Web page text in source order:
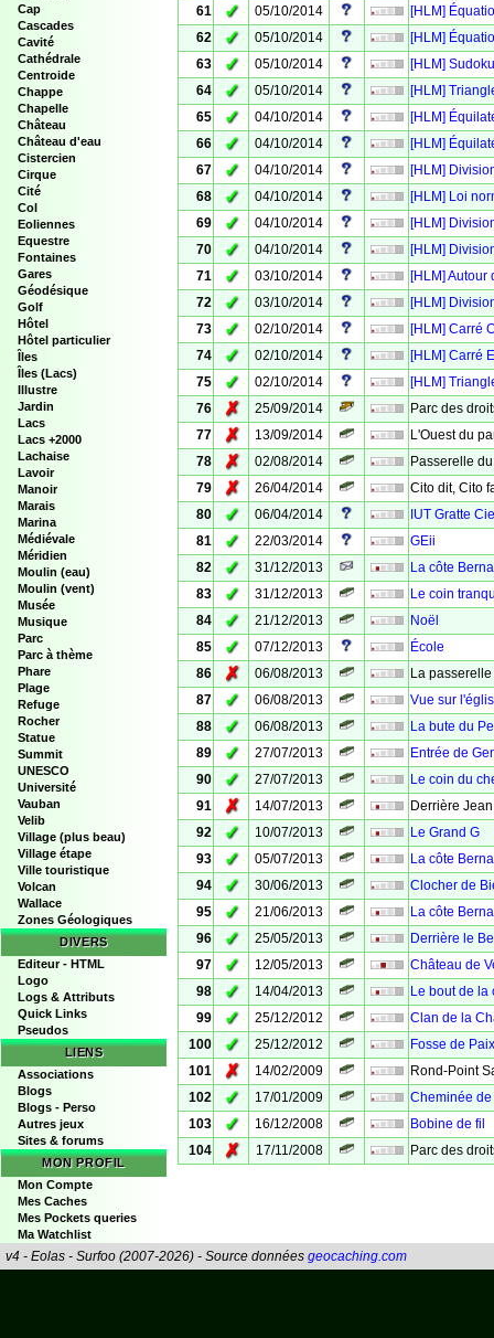
Cap
Cascades
Cavité
Cathédrale
Centroide
Chappe
Chapelle
Château
Château d'eau
Cistercien
Cirque
Cité
Col
Eoliennes
Equestre
Fontaines
Gares
Géodésique
Golf
Hôtel
Hôtel particulier
Îles
Îles (Lacs)
Illustre
Jardin
Lacs
Lacs +2000
Lachaise
Lavoir
Manoir
Marais
Marina
Médiévale
Méridien
Moulin (eau)
Moulin (vent)
Musée
Musique
Parc
Parc à thème
Phare
Plage
Refuge
Rocher
Statue
Summit
UNESCO
Université
Vauban
Velib
Village (plus beau)
Village étape
Ville touristique
Volcan
Wallace
Zones Géologiques
DIVERS
Editeur - HTML
Logo
Logs & Attributs
Quick Links
Pseudos
LIENS
Associations
Blogs
Blogs - Perso
Autres jeux
Sites & forums
MON PROFIL
Mon Compte
Mes Caches
Mes Pockets queries
Ma Watchlist
61
✓ 05/10/2014
[HLM]
62
✓ 05/10/2014
[HLM]
63
✓ 05/10/2014
[HLM]
64
✓ 05/10/2014
[HLM]
65
✓ 04/10/2014
[HLM]
66
✓ 04/10/2014
[HLM]
67
✓ 04/10/2014
[HLM]
68
✓ 04/10/2014
[HLM] Loi
69
✓ 04/10/2014
[HLM]
70
✓ 04/10/2014
[HLM]
71
✓ 03/10/2014
[HLM] Autour
72
✓ 03/10/2014
[HLM]
73
✓ 02/10/2014
[HLM] Carré
74
✓ 02/10/2014
[HLM] Carré
75
✓ 02/10/2014
[HLM]
76
✗ 25/09/2014
Parc des
77
✗ 13/09/2014
L'Ouest du
78
✗ 02/08/2014
Passerelle
79
✗ 26/04/2014
Cito dit, Cito
80
✓ 06/04/2014
IUT Gratte
81
✓ 22/03/2014
GEii
82
✓ 31/12/2013
La côte
83
✓ 31/12/2013
Le coin
84
✓ 21/12/2013
Noël
85
✓ 07/12/2013
École
86
✗ 06/08/2013
La
87
✓ 06/08/2013
Vue sur
88
✓ 06/08/2013
La bute du
89
✓ 27/07/2013
Entrée de
90
✓ 27/07/2013
Le coin du
91
✗ 14/07/2013
Derrière
92
✓ 10/07/2013
Le Grand G
93
✓ 05/07/2013
La côte
94
✓ 30/06/2013
Clocher de
95
✓ 21/06/2013
La côte
96
✓ 25/05/2013
Derrière le
97
✓ 12/05/2013
Château de
98
✓ 14/04/2013
Le bout de la
99
✓ 25/12/2012
Clan de la
100
✓ 25/12/2012
Fosse de Paix
101
✗ 14/02/2009
Rond-Point
102
✓ 17/01/2009
Cheminée
103
✓ 16/12/2008
Bobine de fil
104
✗ 17/11/2008 Parc des
v4 - Eolas - Surfoo (2007-2026) - Source données geocaching.com